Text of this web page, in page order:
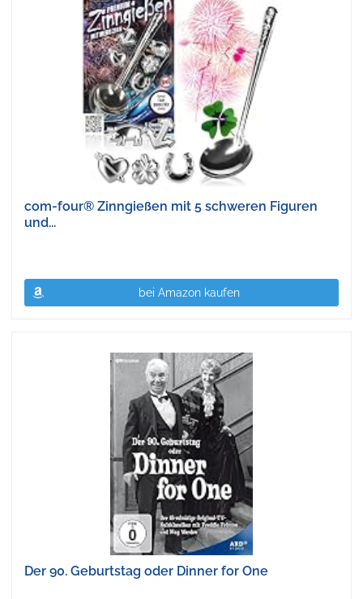
com-four® Zinngießen mit 5 schweren Figuren
und...
bei Amazon kaufen
Der 90. Geburtstag oder Dinner for One